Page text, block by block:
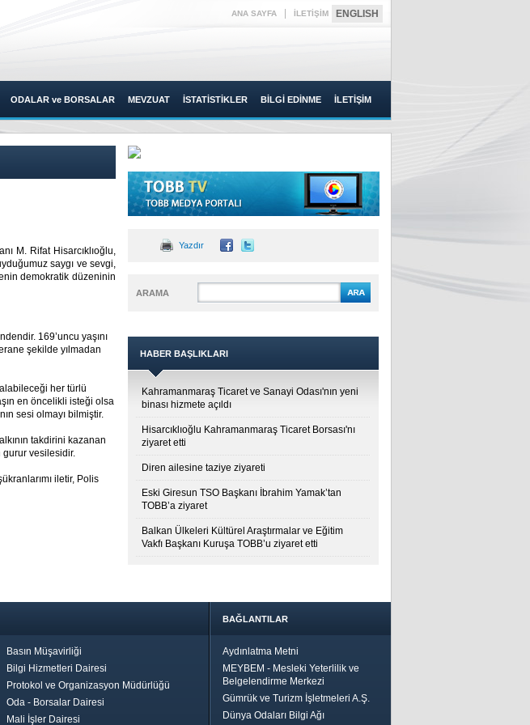
ANA SAYFA İLETİŞİM ENGLISH
ODALAR ve BORSALAR MEVZUAT İSTATİSTİKLER BİLGİ EDİNME İLETİŞİM
M. Rifat Hisarcıklıoğlu,
saygı ve sevgi,
demokratik düzeninin
169’uncu yaşını
şekilde yılmadan
her türlü
en öncelikli isteği olsa
sesi olmayı bilmiştir.
takdirini kazanan
gurur vesilesidir.
iletir, Polis
Yazdır
ARAMA
HABER BAŞLIKLARI
Kahramanmaraş Ticaret ve Sanayi Odası'nın yeni
binası hizmete açıldı
Hisarcıklıoğlu Kahramanmaraş Ticaret Borsası'nı
ziyaret etti
Diren ailesine taziye ziyareti
Eski Giresun TSO Başkanı İbrahim Yamak’tan
TOBB’a ziyaret
Balkan Ülkeleri Kültürel Araştırmalar ve Eğitim
Vakfı Başkanı Kuruşa TOBB’u ziyaret etti
Basın Müşavirliği
Bilgi Hizmetleri Dairesi
Protokol ve Organizasyon Müdürlüğü
Oda - Borsalar Dairesi
Mali İşler Dairesi
BAĞLANTILAR
Aydınlatma Metni
MEYBEM - Mesleki Yeterlilik ve
Belgelendirme Merkezi
Gümrük ve Turizm İşletmeleri A.Ş.
Dünya Odaları Bilgi Ağı